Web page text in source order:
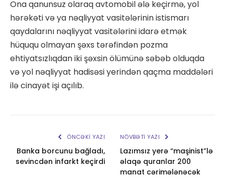
Ona qanunsuz olaraq avtomobil ələ keçirmə, yol
hərəkəti və ya nəqliyyat vasitələrinin istismarı
qaydalarını nəqliyyat vasitələrini idarə etmək
hüququ olmayan şəxs tərəfindən pozma
ehtiyatsızlıqdan iki şəxsin ölümünə səbəb olduqda
və yol nəqliyyat hadisəsi yerindən qaçma maddələri
ilə cinayət işi açılıb.
ÖNCƏKI YAZI
Banka borcunu bağladı,
sevincdən infarkt keçirdi
NÖVBƏTI YAZI
Lazımsız yerə “maşinist”lə
əlaqə quranlar 200
manat cərimələnəcək